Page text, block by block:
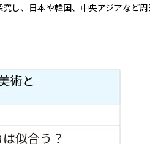
し、日本や韓国、中央アジアなど周